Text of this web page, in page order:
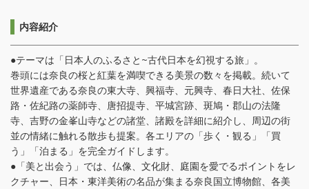
内容紹介
●テーマは「日本人のふるさと~古代日本を幻視する旅」。
巻頭には奈良の桜と紅葉を満喫できる美景の数々を掲載。続いて
世界遺産である奈良の東大寺、興福寺、元興寺、春日大社、佐保
路・佐紀路の薬師寺、唐招提寺、平城宮跡、斑鳩・郡山の法隆
寺、吉野の金峯山寺などの諸堂、諸殿を詳細に紹介し、周辺の街
並の情緒に触れる散歩も提案。各エリアの「歩く・観る」「買
う」「泊まる」を完全ガイドします。
●「美と出会う」では、仏像、文化財、庭園を愛でるポイントをレ
クチャー、日本・東洋美術の名品が集まる奈良国立博物館、各美